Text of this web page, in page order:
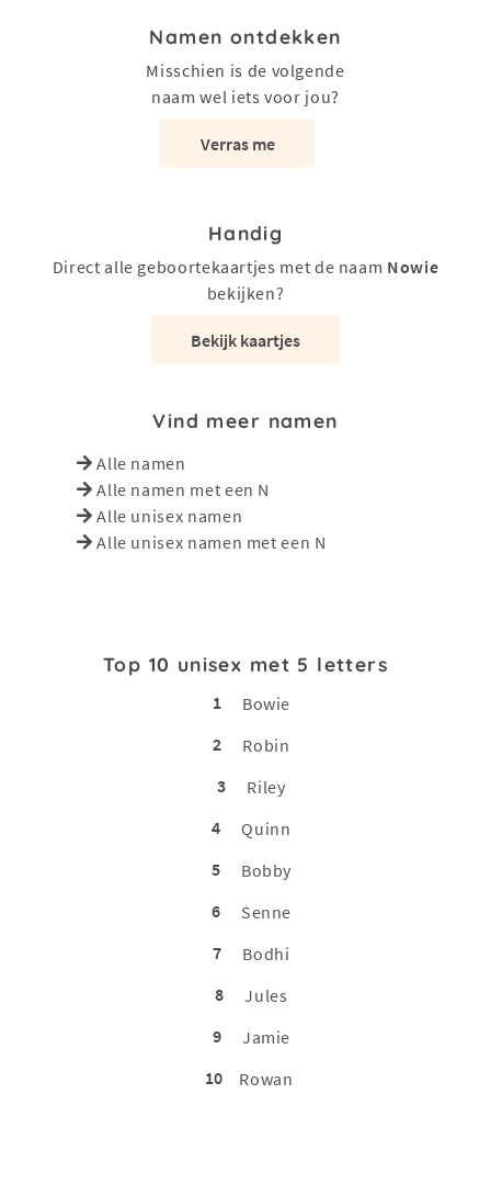
Namen ontdekken
Misschien is de volgende
naam wel iets voor jou?
Verras me
Handig
Direct alle geboortekaartjes met de naam Nowie
bekijken?
Bekijk kaartjes
Vind meer namen
Alle namen
Alle namen met een N
Alle unisex namen
Alle unisex namen met een N
Top 10 unisex met 5 letters
1
Bowie
2
Robin
3
Riley
4
Quinn
5
Bobby
6
Senne
7
Bodhi
8
Jules
9
Jamie
10
Rowan